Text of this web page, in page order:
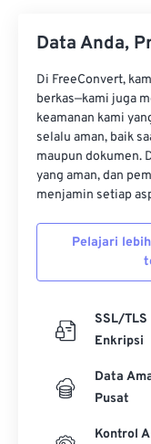
Data Anda,
Di FreeConvert,
berkas—kami juga
keamanan kami
selalu aman, baik
maupun dokumen.
yang aman, dan
menjamin setiap
Pelajari
SSL/TLS
Enkripsi
Data
Pusat
Kontrol